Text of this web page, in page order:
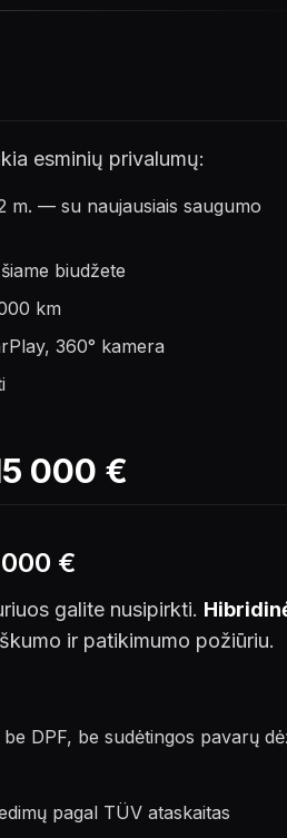
esminių privalumų:
m. — su naujausiais saugumo
biudžete
km
360° kamera
000 €
€
galite nusipirkti.
ir patikimumo požiūriu.
DPF, be sudėtingos pavarų
pagal TÜV ataskaitas